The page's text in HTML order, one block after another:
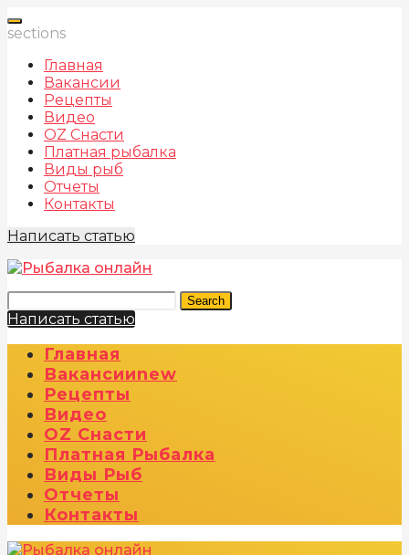
sections
Главная
Вакансии
Рецепты
Видео
OZ Снасти
Платная рыбалка
Виды рыб
Отчеты
Контакты
Написать статью
Search
Написать статью
Главная
ВакансииNew
Рецепты
Видео
OZ Снасти
Платная Рыбалка
Виды Рыб
Отчеты
Контакты